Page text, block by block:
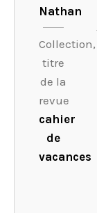
Nathan
Collection,
titre
de la
revue
cahier
de
vacances